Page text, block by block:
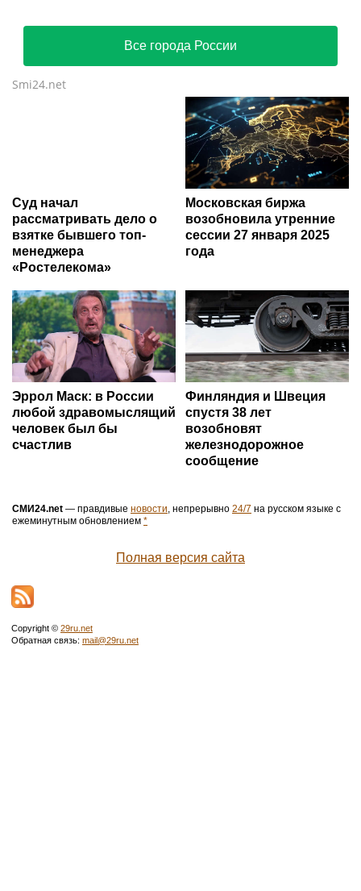
Все города России
Smi24.net
Суд начал
рассматривать дело о
взятке бывшего топ-
менеджера
«Ростелекома»
Московская биржа
возобновила утренние
сессии 27 января 2025
года
Эррол Маск: в России
любой здравомыслящий
человек был бы
счастлив
Финляндия и Швеция
спустя 38 лет
возобновят
железнодорожное
сообщение
СМИ24.net — правдивые новости, непрерывно 24/7 на русском языке с
ежеминутным обновлением *
Полная версия сайта
Copyright © 29ru.net
Обратная связь: mail@29ru.net